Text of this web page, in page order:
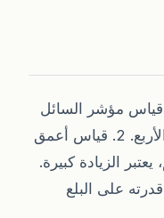
الإجراء، نقوم بتقييم دقيق: 1. قياس مؤشر السائل
الأمنيوسي (AFI) في زوايا الرحم الأربع. 2. قياس أعمق
فإذا تجاوز 8-10 سم، يعتبر الزيادة كبيرة.
على البلع